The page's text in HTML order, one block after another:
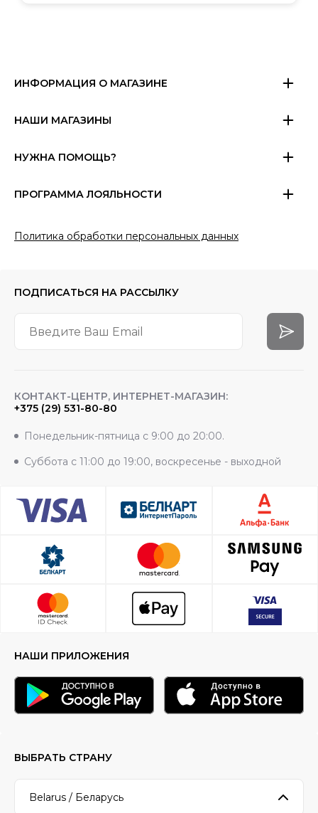
ИНФОРМАЦИЯ О МАГАЗИНЕ
НАШИ МАГАЗИНЫ
НУЖНА ПОМОЩЬ?
ПРОГРАММА ЛОЯЛЬНОСТИ
Политика обработки персональных данных
ПОДПИСАТЬСЯ НА РАССЫЛКУ
КОНТАКТ-ЦЕНТР, ИНТЕРНЕТ-МАГАЗИН:
+375 (29) 531-80-80
Понедельник-пятница с 9:00 до 20:00.
Суббота с 11:00 до 19:00, воскресенье - выходной
НАШИ ПРИЛОЖЕНИЯ
ВЫБРАТЬ СТРАНУ
Belarus / Беларусь